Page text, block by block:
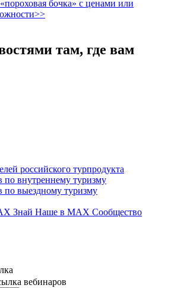
бочка» с ценами или
там, где вам
российского турпродукта
по внутреннему туризму
по выездному туризму
Знай Наше в MAX Сообщество
вебинаров